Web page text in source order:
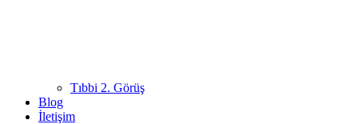
Tıbbi 2. Görüş
Blog
İletişim